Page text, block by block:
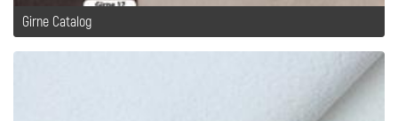
Girne Catalog